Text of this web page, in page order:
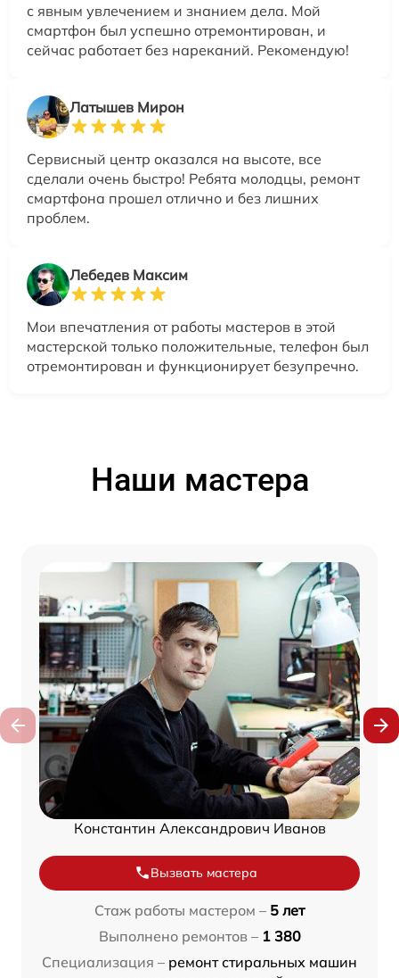
с явным увлечением и знанием дела. Мой
смартфон был успешно отремонтирован, и
сейчас работает без нареканий. Рекомендую!
Латышев Мирон
Сервисный центр оказался на высоте, все
сделали очень быстро! Ребята молодцы, ремонт
смартфона прошел отлично и без лишних
проблем.
Лебедев Максим
Мои впечатления от работы мастеров в этой
мастерской только положительные, телефон был
отремонтирован и функционирует безупречно.
Наши мастера
Константин Александрович Иванов
Вызвать мастера
Стаж работы мастером – 5 лет
Выполнено ремонтов – 1 380
Специализация – ремонт стиральных машин